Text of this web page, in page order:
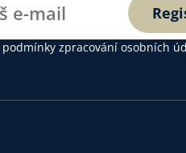
podmínky zpracování osobních